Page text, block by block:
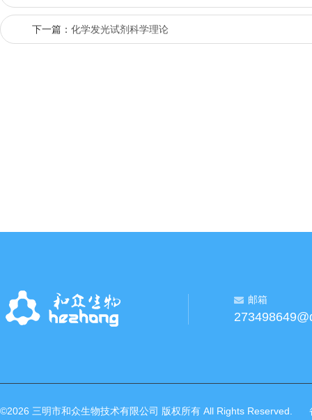
下一篇： 化学发光试剂科学理论
邮箱
©2026 三明市和众生物技术有限公司 版权所有 All Rights Reserved.